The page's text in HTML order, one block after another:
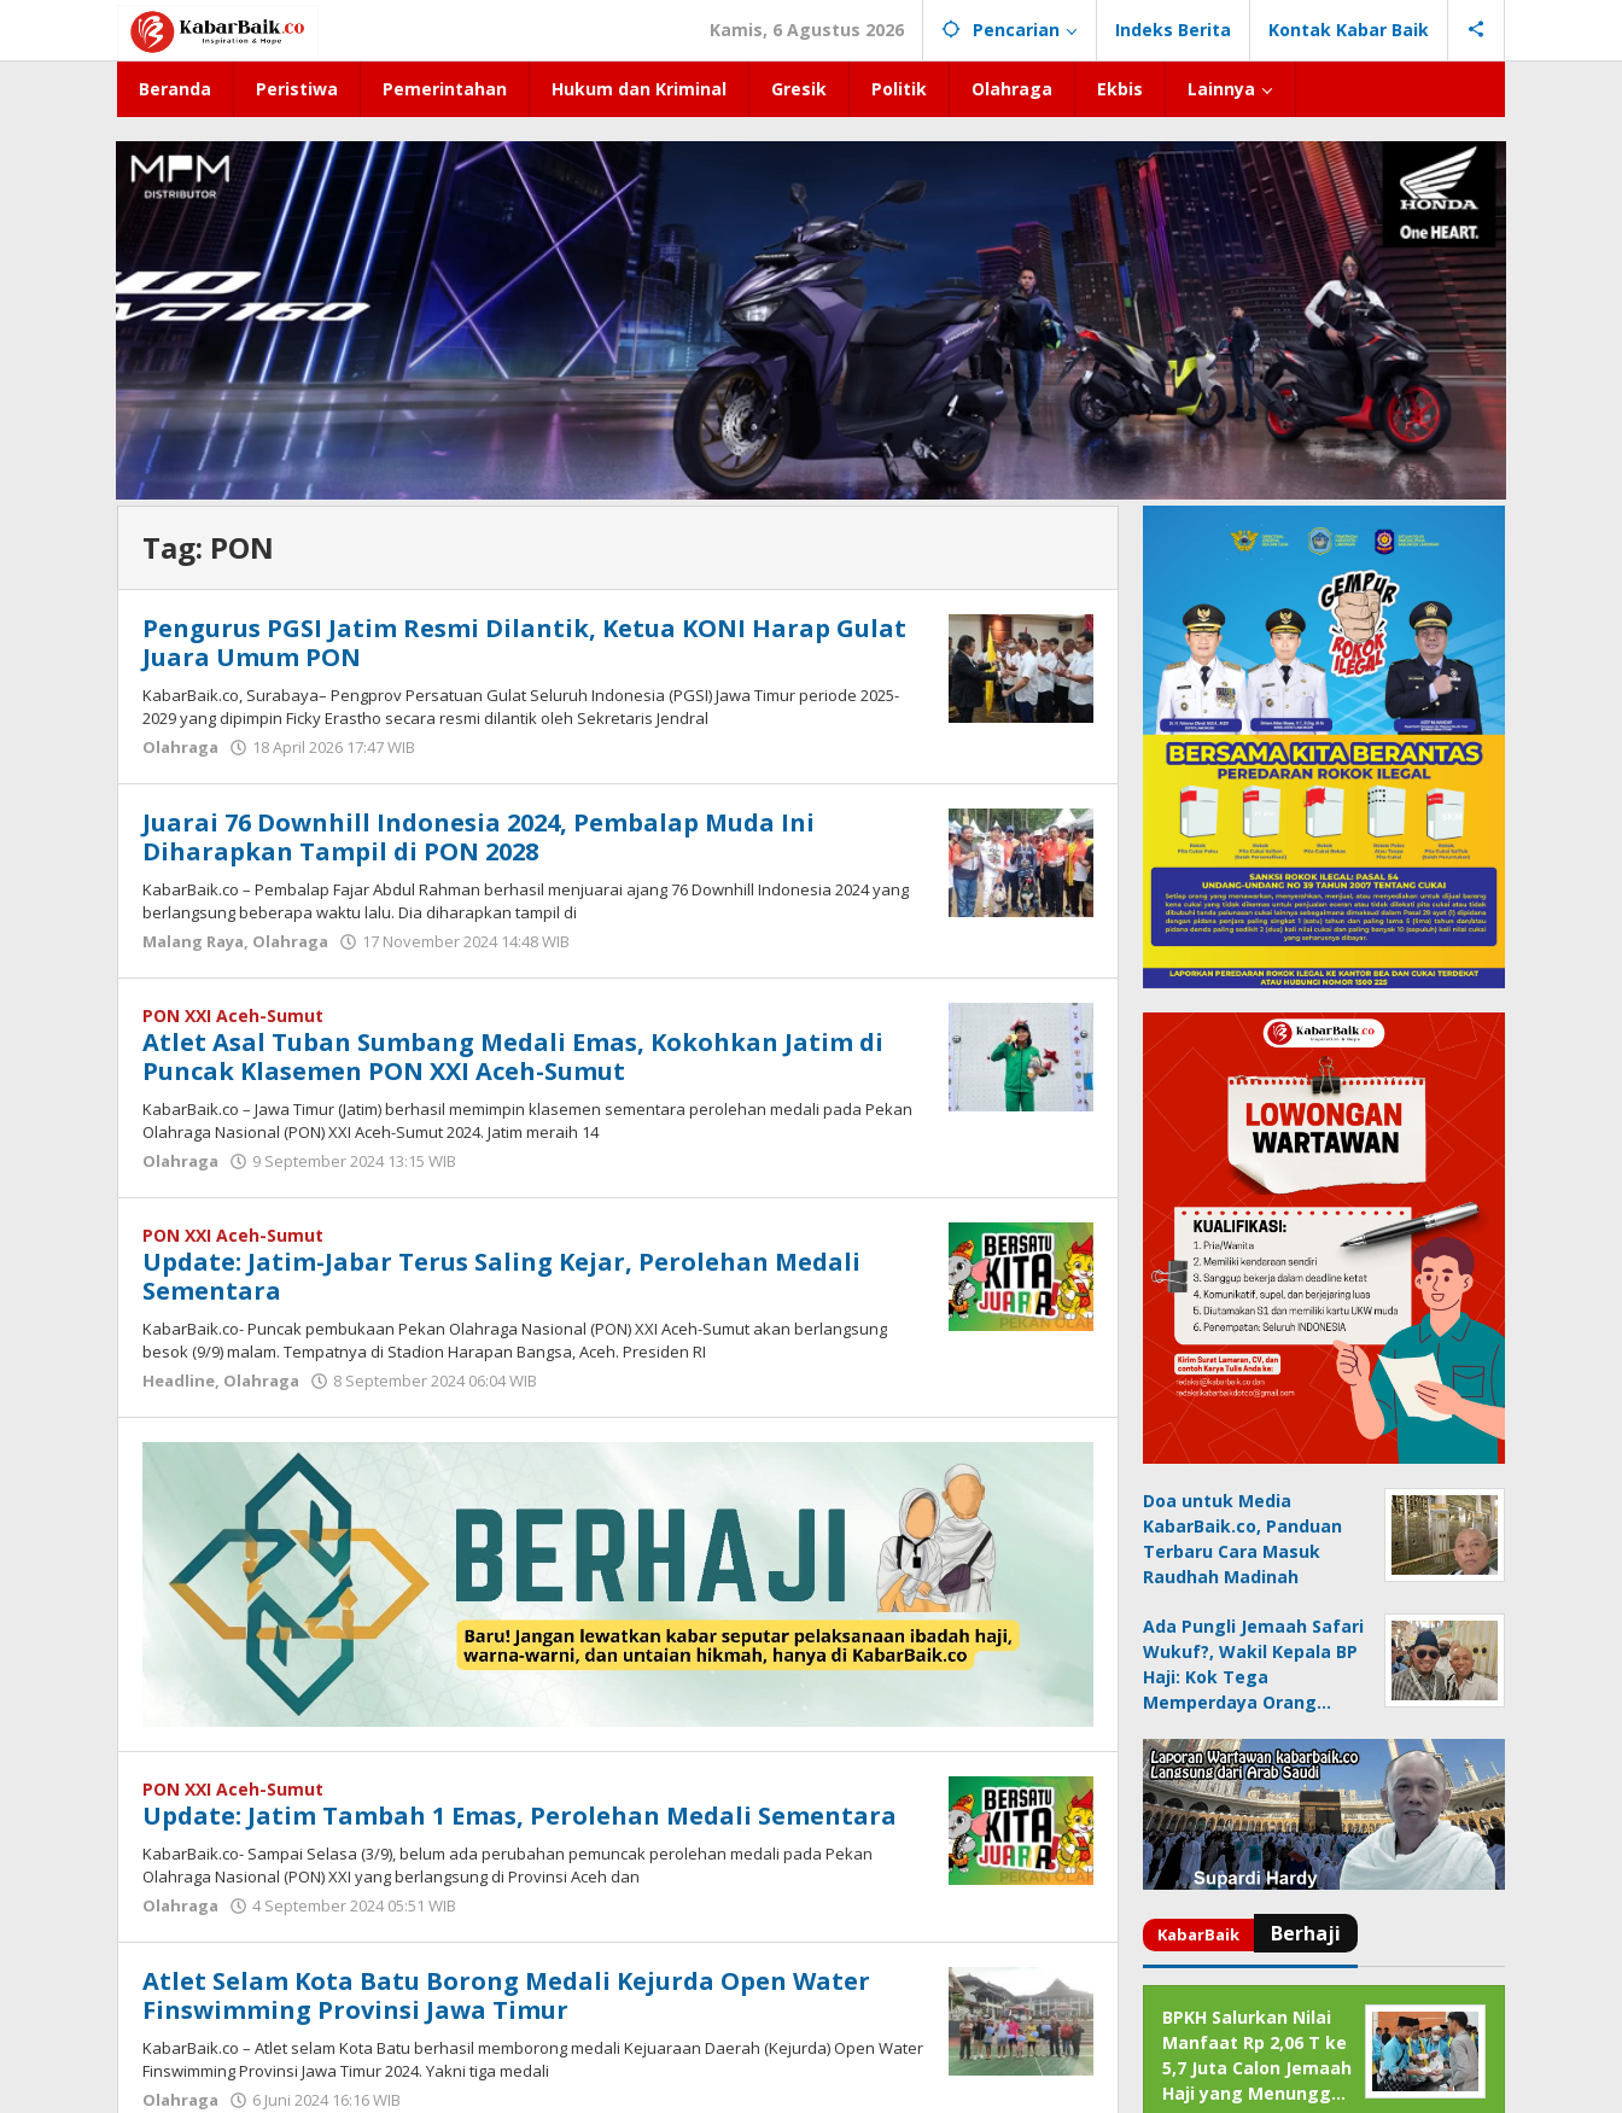
konten
Kamis, 6 Agustus 2026 Pencarian Indeks Berita Kontak Kabar Baik
Beranda Peristiwa Pemerintahan Hukum dan Kriminal Gresik Politik Olahraga Ekbis Lainnya
Tag: PON
Pengurus PGSI Jatim Resmi Dilantik, Ketua KONI Harap Gulat
Juara Umum PON
KabarBaik.co, Surabaya– Pengprov Persatuan Gulat Seluruh Indonesia (PGSI) Jawa Timur periode 2025-
2029 yang dipimpin Ficky Erastho secara resmi dilantik oleh Sekretaris Jendral
Olahraga
18 April 2026 17:47 WIB
Juarai 76 Downhill Indonesia 2024, Pembalap Muda Ini
Diharapkan Tampil di PON 2028
KabarBaik.co – Pembalap Fajar Abdul Rahman berhasil menjuarai ajang 76 Downhill Indonesia 2024 yang
berlangsung beberapa waktu lalu. Dia diharapkan tampil di
Malang Raya, Olahraga 17 November 2024 14:48 WIB
PON XXI Aceh-Sumut
Atlet Asal Tuban Sumbang Medali Emas, Kokohkan Jatim di
Puncak Klasemen PON XXI Aceh-Sumut
KabarBaik.co – Jawa Timur (Jatim) berhasil memimpin klasemen sementara perolehan medali pada Pekan
Olahraga Nasional (PON) XXI Aceh-Sumut 2024. Jatim meraih 14
Olahraga
9 September 2024 13:15 WIB
PON XXI Aceh-Sumut
Update: Jatim-Jabar Terus Saling Kejar, Perolehan Medali
Sementara
KabarBaik.co- Puncak pembukaan Pekan Olahraga Nasional (PON) XXI Aceh-Sumut akan berlangsung
besok (9/9) malam. Tempatnya di Stadion Harapan Bangsa, Aceh. Presiden RI
Headline, Olahraga 8 September 2024 06:04 WIB
PON XXI Aceh-Sumut
Update: Jatim Tambah 1 Emas, Perolehan Medali Sementara
KabarBaik.co- Sampai Selasa (3/9), belum ada perubahan pemuncak perolehan medali pada Pekan
Olahraga Nasional (PON) XXI yang berlangsung di Provinsi Aceh dan
Olahraga
4 September 2024 05:51 WIB
Atlet Selam Kota Batu Borong Medali Kejurda Open Water
Finswimming Provinsi Jawa Timur
KabarBaik.co – Atlet selam Kota Batu berhasil memborong medali Kejuaraan Daerah (Kejurda) Open Water
Finswimming Provinsi Jawa Timur 2024. Yakni tiga medali
Olahraga
6 Juni 2024 16:16 WIB
Doa untuk Media
KabarBaik.co, Panduan
Terbaru Cara Masuk
Raudhah Madinah
Ada Pungli Jemaah Safari
Wukuf?, Wakil Kepala BP
Haji: Kok Tega
Memperdaya Orang…
BPKH Salurkan Nilai
Manfaat Rp 2,06 T ke
5,7 Juta Calon Jemaah
Haji yang Menungg…